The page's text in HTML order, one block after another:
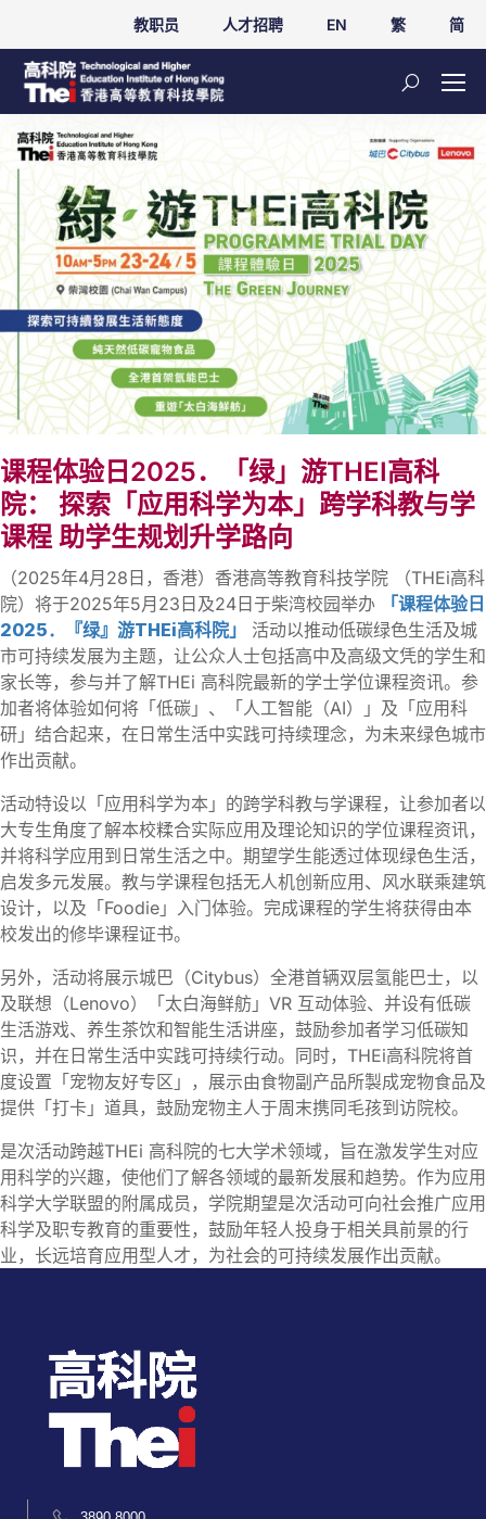
教职员 人才招聘 EN 繁 简
课程体验日2025．「绿」游THEI高科
院： 探索「应用科学为本」跨学科教与学
课程 助学生规划升学路向
（2025年4月28日，香港）香港高等教育科技学院 （THEi高科
院）将于2025年5月23日及24日于柴湾校园举办
「课程体验日
2025．『绿』游THEi高科院」
活动以推动低碳绿色生活及城
市可持续发展为主题，让公众人士包括高中及高级文凭的学生和
家长等，参与并了解THEi 高科院最新的学士学位课程资讯。参
加者将体验如何将「低碳」、「人工智能（AI）」及「应用科
研」结合起来，在日常生活中实践可持续理念，为未来绿色城市
作出贡献。
活动特设以「应用科学为本」的跨学科教与学课程，让参加者以
大专生角度了解本校糅合实际应用及理论知识的学位课程资讯，
并将科学应用到日常生活之中。期望学生能透过体现绿色生活，
启发多元发展。教与学课程包括无人机创新应用、风水联乘建筑
设计，以及「Foodie」入门体验。完成课程的学生将获得由本
校发出的修毕课程证书。
另外，活动将展示城巴（Citybus）全港首辆双层氢能巴士，以
及联想（Lenovo）「太白海鲜舫」VR 互动体验、并设有低碳
生活游戏、养生茶饮和智能生活讲座，鼓励参加者学习低碳知
识，并在日常生活中实践可持续行动。同时，THEi高科院将首
度设置「宠物友好专区」，展示由食物副产品所製成宠物食品及
提供「打卡」道具，鼓励宠物主人于周末携同毛孩到访院校。
是次活动跨越THEi 高科院的七大学术领域，旨在激发学生对应
用科学的兴趣，使他们了解各领域的最新发展和趋势。作为应用
科学大学联盟的附属成员，学院期望是次活动可向社会推广应用
科学及职专教育的重要性，鼓励年轻人投身于相关具前景的行
业，长远培育应用型人才，为社会的可持续发展作出贡献。